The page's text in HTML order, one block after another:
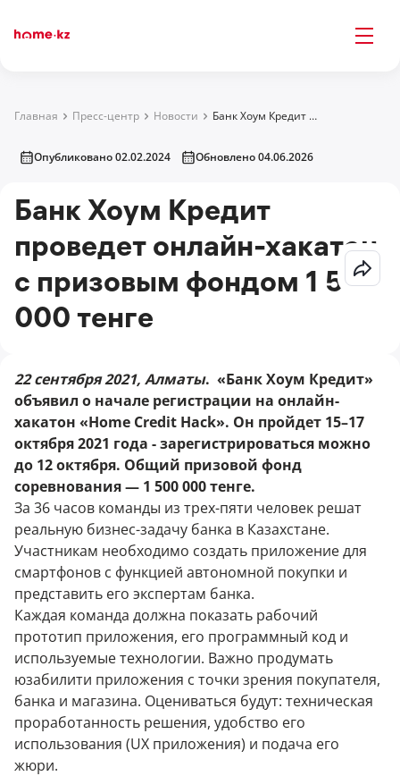
Главная Пресс-центр Новости Банк Хоум Кредит проведет онлайн-хакатон с призовым фондом 1 500 000 тенге
Опубликовано 02.02.2024 Обновлено 04.06.2026
Банк Хоум Кредит
проведет онлайн-хакатон
с призовым фондом 1 500
000 тенге
22 сентября 2021, Алматы. «Банк Хоум Кредит»
объявил о начале регистрации на онлайн-
хакатон «Home Credit Hack». Он пройдет 15–17
октября 2021 года - зарегистрироваться можно
до 12 октября. Общий призовой фонд
соревнования — 1 500 000 тенге.
За 36 часов команды из трех-пяти человек решат
реальную бизнес-задачу банка в Казахстане.
Участникам необходимо создать приложение для
смартфонов с функцией автономной покупки и
представить его экспертам банка.
Каждая команда должна показать рабочий
прототип приложения, его программный код и
используемые технологии. Важно продумать
юзабилити приложения с точки зрения покупателя,
банка и магазина. Оцениваться будут: техническая
проработанность решения, удобство его
использования (UX приложения) и подача его
жюри.